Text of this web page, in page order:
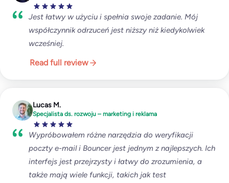
Jest łatwy w użyciu i spełnia swoje zadanie. Mój
współczynnik odrzuceń jest niższy niż kiedykolwiek
wcześniej.
Read full review
Lucas M.
Specjalista ds. rozwoju – marketing i reklama
Wypróbowałem różne narzędzia do weryfikacji
poczty e-mail i Bouncer jest jednym z najlepszych. Ich
interfejs jest przejrzysty i łatwy do zrozumienia, a
także mają wiele funkcji, takich jak test